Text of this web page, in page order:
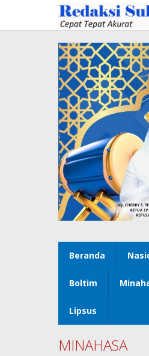
konten
Beranda
Boltim
Lipsus
MINAHASA